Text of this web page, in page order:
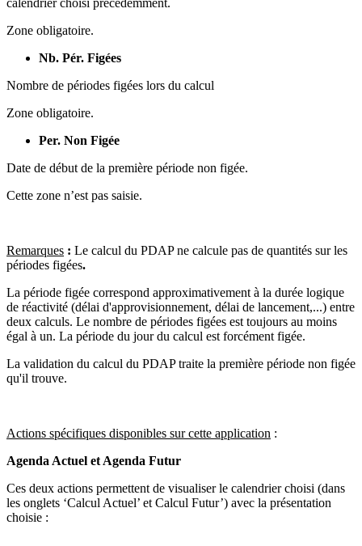
Zone obligatoire.
Nb. Pér. Figées
Nombre de périodes figées lors du calcul
Zone obligatoire.
Per. Non Figée
Date de début de la première période non figée.
Cette zone n’est pas saisie.
Remarques : Le calcul du PDAP ne calcule pas de quantités sur les
périodes figées.
La période figée correspond approximativement à la durée logique
de réactivité (délai d'approvisionnement, délai de lancement,...) entre
deux calculs. Le nombre de périodes figées est toujours au moins
égal à un. La période du jour du calcul est forcément figée.
La validation du calcul du PDAP traite la première période non figée
qu'il trouve.
Actions spécifiques disponibles sur cette application :
Agenda Actuel et Agenda Futur
Ces deux actions permettent de visualiser le calendrier choisi (dans
les onglets ‘Calcul Actuel’ et Calcul Futur’) avec la présentation
choisie :